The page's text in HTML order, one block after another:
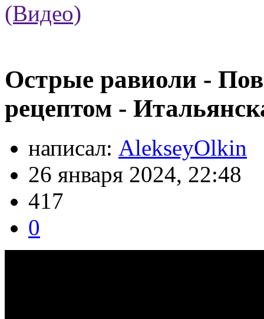
(Видео)
Острые равиоли -
рецептом -
написал: AlekseyOlkin
26 января 2024, 22:48
417
0